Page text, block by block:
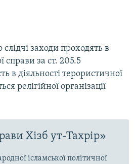
заходи проходять в
за ст. 205.5
в діяльності терористичної
релігійної організації
Хізб ут-Тахрір»
ісламської політичної